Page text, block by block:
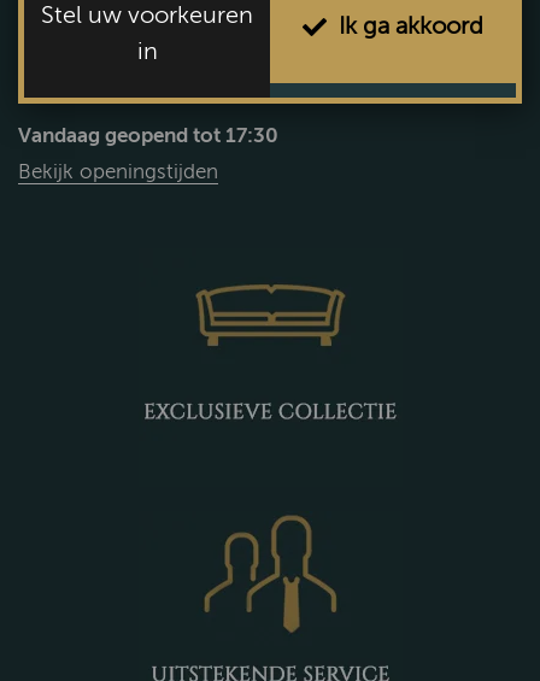
Tel. (0341) 492 145
Plan uw route
Vandaag geopend tot 17:30
Bekijk openingstijden
Stel uw voorkeuren
in
Ik ga akkoord